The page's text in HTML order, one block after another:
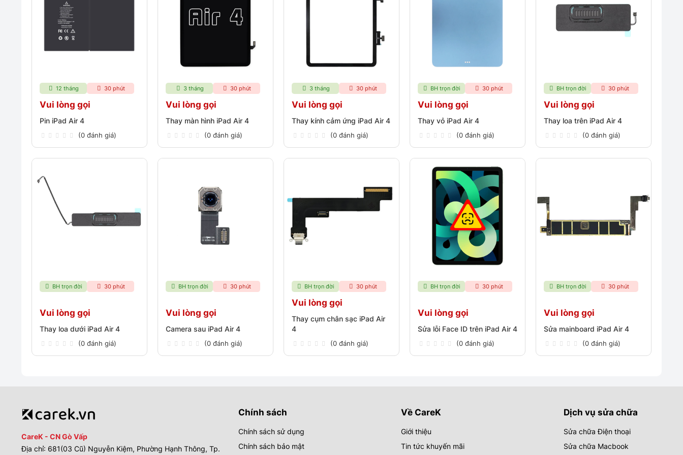
12 tháng 30 phút
Vui lòng gọi
Pin iPad Air 4
(0 đánh giá)
3 tháng 30 phút
Vui lòng gọi
Thay màn hình iPad Air 4
(0 đánh giá)
3 tháng 30 phút
Vui lòng gọi
Thay kính cảm ứng iPad Air 4
(0 đánh giá)
BH trọn đời 30 phút
Vui lòng gọi
Thay vỏ iPad Air 4
(0 đánh giá)
BH trọn đời 30 phút
Vui lòng gọi
Thay loa trên iPad Air 4
(0 đánh giá)
BH trọn đời 30 phút
Vui lòng gọi
Thay loa dưới iPad Air 4
(0 đánh giá)
BH trọn đời 30 phút
Vui lòng gọi
Camera sau iPad Air 4
(0 đánh giá)
BH trọn đời 30 phút
Vui lòng gọi
Thay cụm chân sạc iPad Air
4
(0 đánh giá)
BH trọn đời 30 phút
Vui lòng gọi
Sửa lỗi Face ID trên iPad Air 4
(0 đánh giá)
BH trọn đời 30 phút
Vui lòng gọi
Sửa mainboard iPad Air 4
(0 đánh giá)
CareK - CN Gò Vấp
Địa chỉ: 681(03 Cũ) Nguyễn Kiệm, Phường Hạnh Thông, Tp.
Chính sách
Chính sách sử dụng
Chính sách bảo mật
Về CareK
Giới thiệu
Tin tức khuyến mãi
Dịch vụ sửa chữa
Sửa chữa Điện thoại
Sửa chữa Macbook